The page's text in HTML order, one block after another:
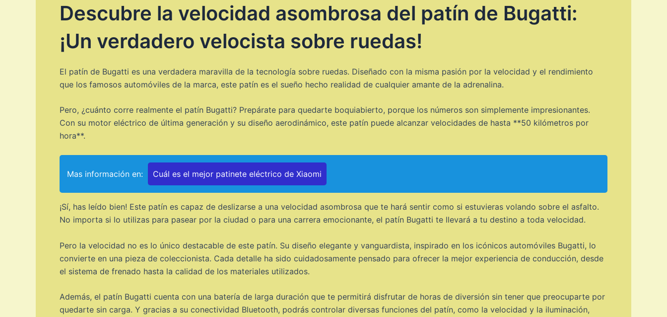
Descubre la velocidad asombrosa del patín de Bugatti:
¡Un verdadero velocista sobre ruedas!
El patín de Bugatti es una verdadera maravilla de la tecnología sobre ruedas. Diseñado con la misma pasión por la velocidad y el rendimiento
que los famosos automóviles de la marca, este patín es el sueño hecho realidad de cualquier amante de la adrenalina.
Pero, ¿cuánto corre realmente el patín Bugatti? Prepárate para quedarte boquiabierto, porque los números son simplemente impresionantes.
Con su motor eléctrico de última generación y su diseño aerodinámico, este patín puede alcanzar velocidades de hasta **50 kilómetros por
hora**.
Mas información en: Cuál es el mejor patinete eléctrico de Xiaomi
¡Sí, has leído bien! Este patín es capaz de deslizarse a una velocidad asombrosa que te hará sentir como si estuvieras volando sobre el asfalto.
No importa si lo utilizas para pasear por la ciudad o para una carrera emocionante, el patín Bugatti te llevará a tu destino a toda velocidad.
Pero la velocidad no es lo único destacable de este patín. Su diseño elegante y vanguardista, inspirado en los icónicos automóviles Bugatti, lo
convierte en una pieza de coleccionista. Cada detalle ha sido cuidadosamente pensado para ofrecer la mejor experiencia de conducción, desde
el sistema de frenado hasta la calidad de los materiales utilizados.
Además, el patín Bugatti cuenta con una batería de larga duración que te permitirá disfrutar de horas de diversión sin tener que preocuparte por
quedarte sin carga. Y gracias a su conectividad Bluetooth, podrás controlar diversas funciones del patín, como la velocidad y la iluminación,